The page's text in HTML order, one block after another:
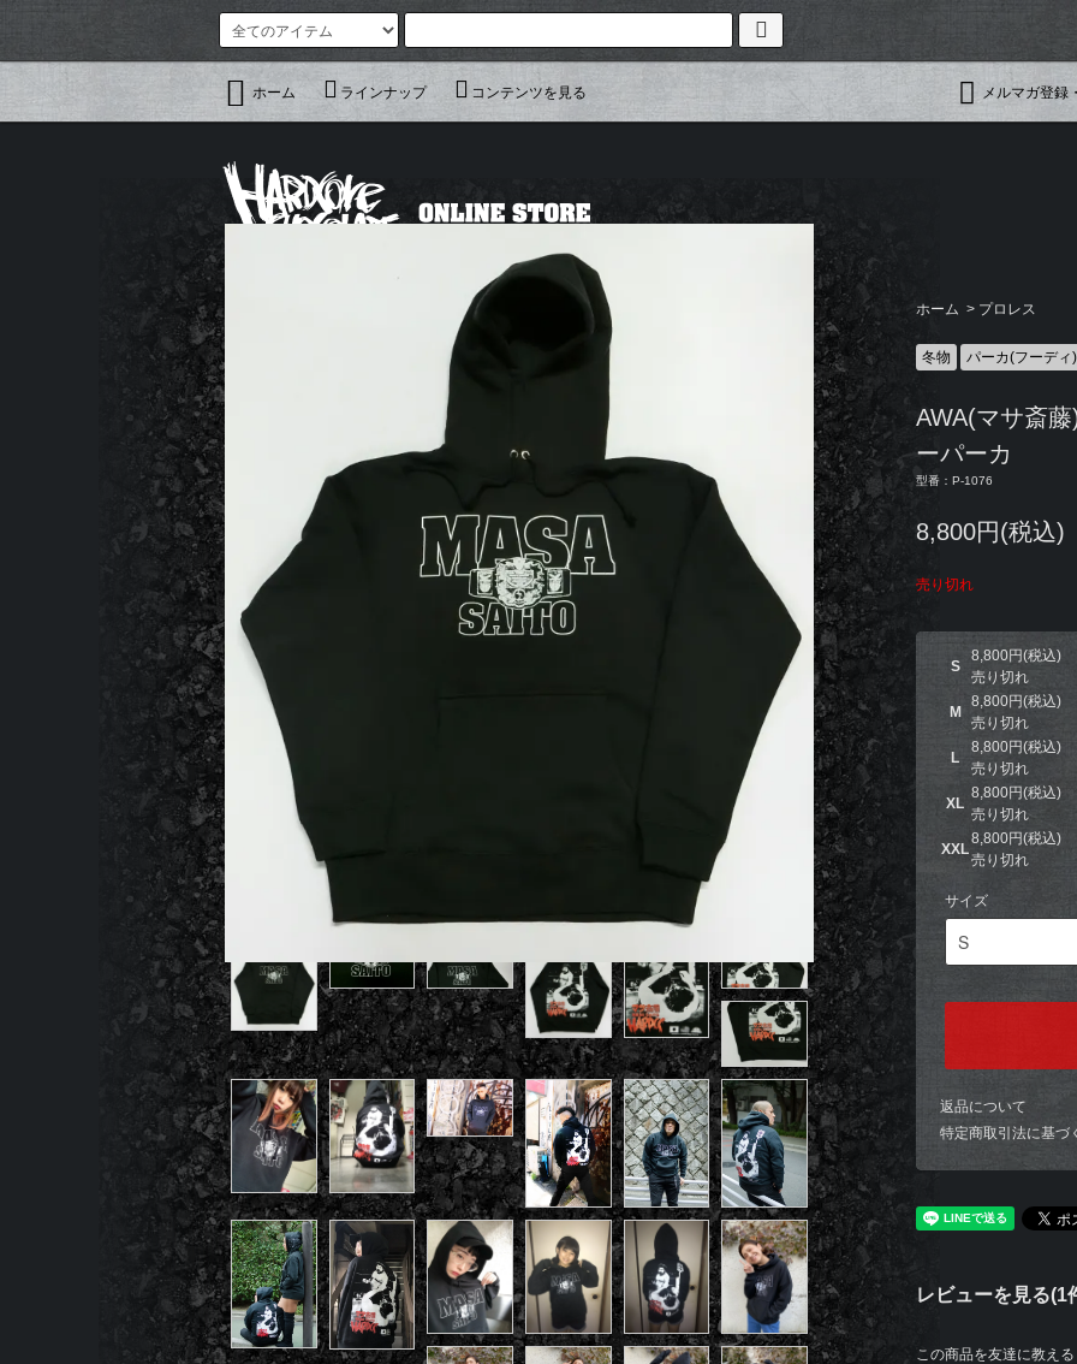
ホーム ラインナップ コンテンツを見る メルマガ登録
ホーム > プロレス
冬物 パーカ(フーディ)
AWA(マサ斎
ーパーカ
型番：P-1076
8,800円(税込)
売り切れ
S
8,800円(税込)
売り切れ
M
8,800円(税込)
売り切れ
L
8,800円(税込)
売り切れ
XL
8,800円(税込)
売り切れ
XXL
8,800円(税込)
売り切れ
サイズ
返品について
特定商取引法に基づ
レビューを見る(1
この商品を友達に教える